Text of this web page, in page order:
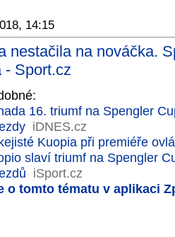
14:15
nestačila na nováčka.
- Sport.cz
16. triumf na Spengler
iDNES.cz
Kuopia při premiéře
slaví triumf na Spengler
iSport.cz
o tomto tématu v aplikaci